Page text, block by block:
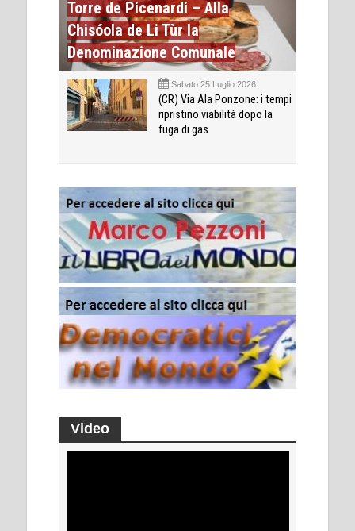
Torre de Picenardi – Alla
Chisóola de Li Tùr la
Denominazione Comunale
Sabato 25 Luglio 2026
(CR) Via Ala Ponzone: i tempi
ripristino viabilità dopo la
fuga di gas
Video